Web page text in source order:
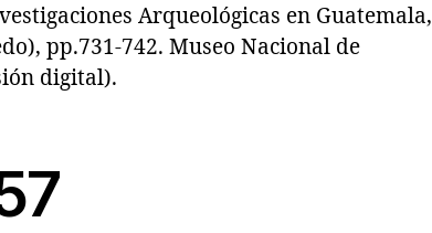
Arqueológicas en Guatemala,
pp.731-742. Museo Nacional de
digital).